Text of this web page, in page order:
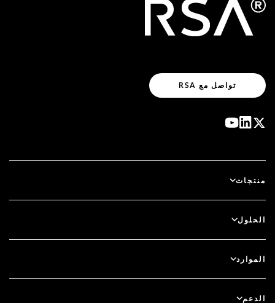
تواصل مع RSA
منتجات
سكيور آي دي (SecurID)
الحوكمة ودورة الحياة
الحلول
المصادقة متعددة العوامل
الموارد
الدعم